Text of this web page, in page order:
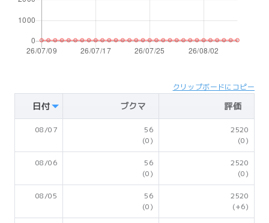
クリップボードにコピー
日付 ブクマ 評価
08/07
56
(0)
2520
(0)
08/06
56
(0)
2520
(0)
08/05
56
(0)
2520
(+6)